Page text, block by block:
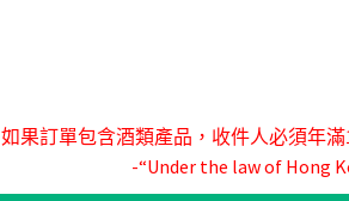
如果訂單包含酒類產品，收件人必須年滿
-“Under the law of Hong